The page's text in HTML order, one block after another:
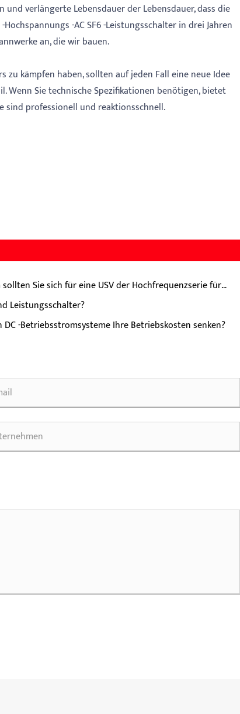
verlängerte Lebensdauer der Lebensdauer, dass die
-AC SF6 -Leistungsschalter in drei Jahren
an, die wir bauen.
kämpfen haben, sollten auf jeden Fall eine neue Idee
Wenn Sie technische Spezifikationen benötigen, bietet
professionell und reaktionsschnell.
Sie sich für eine USV der Hochfrequenzserie für
der nächsten Stufe entscheiden?
Leistungsschalter?
DC -Betriebsstromsysteme Ihre Betriebskosten senken?